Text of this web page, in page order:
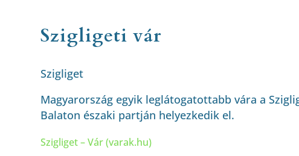
Szigligeti vár
Szigliget
Magyarország egyik leglátogatottabb vára a
Balaton északi partján helyezkedik el.
Szigliget – Vár (varak.hu)